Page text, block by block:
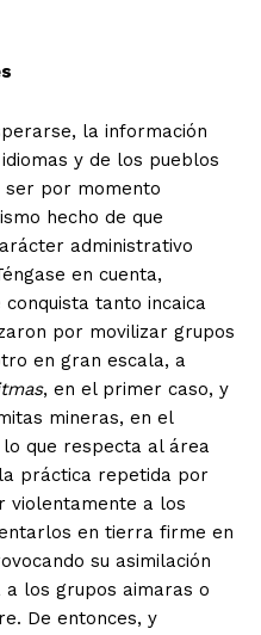
la información
y de los pueblos
ser por momento
hecho de que
administrativo
en cuenta,
tanto incaica
por movilizar grupos
en gran escala, a
, en el primer caso, y
mineras, en el
lo que respecta al área
práctica repetida por
violentamente a los
en tierra firme en
su asimilación
los grupos aimaras o
De entonces, y